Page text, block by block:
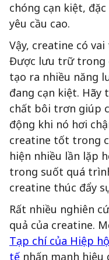
chóng cạn kiệt,
yêu cầu cao.
Vậy, creatine có
Được lưu trữ trong
tạo ra nhiều năng
đang cạn kiệt.
chất bôi trơn giúp
động khi nó hơi
creatine tốt trong
hiện nhiều lần lặp
trong suốt quá
creatine thúc đẩy
Rất nhiều nghiên
quả của creatine.
Tạp chí của Hiệp
tế nhấn mạnh hiệu